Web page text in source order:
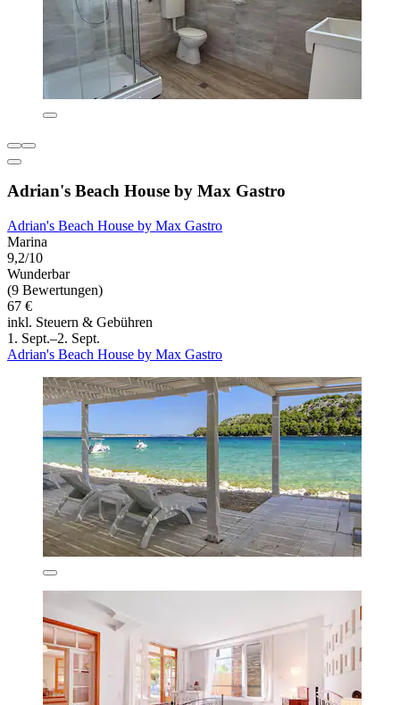
Adrian's Beach House by Max Gastro
Adrian's Beach House by Max Gastro
Marina
9,2/10
Wunderbar
(9 Bewertungen)
67 €
inkl. Steuern & Gebühren
1. Sept.–2. Sept.
Adrian's Beach House by Max Gastro